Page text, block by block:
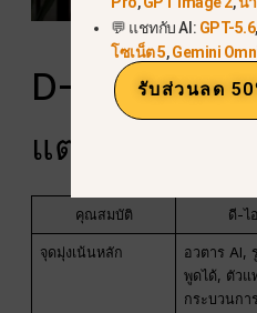
D-ID กับ
แตกต่างที่แท้จ
คุณสมบัติ ดี-ไ
จุดมุ่งเน้นหลัก
อวตาร AI,
พูดได้, ตัวแ
กระบวนกา
💬 แชทกับ AI: GPT-5.6,
โซเน็ต 5,Gemini
รับส่วนลด